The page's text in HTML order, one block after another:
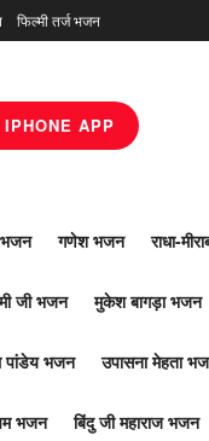
फिल्मी तर्ज भजन
IPHONE APP
भजन गणेश भजन राधा-
जी भजन मुकेश बागड़ा भजन
पांडेय भजन उपासना मेहता
भजन बिंदु जी महाराज भजन